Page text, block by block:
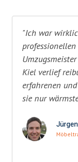
"Ich war
Kiel verlief
erfahrenen
sie nur